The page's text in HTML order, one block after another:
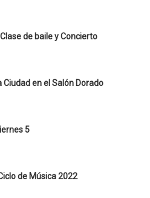
Clase de baile y Concierto
Ciudad en el Salón Dorado
5
de Música 2022